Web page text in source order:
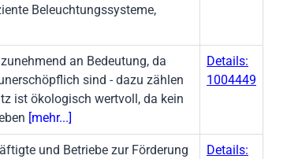
Beleuchtungssysteme,
an Bedeutung, da
sind - dazu zählen
ist ökologisch wertvoll, da kein
[mehr...]
Details:
1004449
und Betriebe zur Förderung
Details: